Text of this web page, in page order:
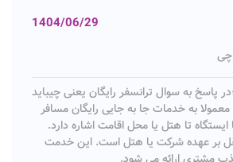
1404/06/29
چی
پاسخ به سوال ترانسفر رایگان یعنی چیباید
معمولا به خدمات جا به‌ جایی رایگان مسافر
ایستگاه تا هتل یا محل اقامت اشاره دارد.
بر عهده شرکت یا هتل است. این خدمت